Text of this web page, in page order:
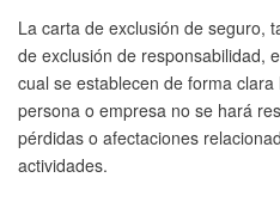
La carta de exclusión de seguro,
de exclusión de responsabilidad,
cual se establecen de forma
persona o empresa no se hará
pérdidas o afectaciones
actividades.